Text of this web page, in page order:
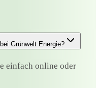
Grünwelt Energie?
einfach online oder